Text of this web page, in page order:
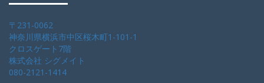
〒231-0062
神奈川県横浜市中区桜木町1-101-1
クロスゲート7階
株式会社 シグメイト
080-2121-1414